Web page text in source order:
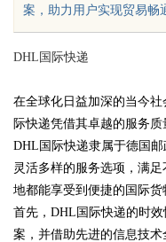
uz
案，助力用户实现贸易畅
DHL国际快递
在全球化日益加深的当今
际快递凭借其卓越的服务
DHL国际快递隶属于德国
灵活多样的服务选项，满
地都能享受到便捷的国际货
首先，DHL国际快递的时
案，并借助先进的信息技
的“合规密钥”：北京专
数据知识产权登记扫清